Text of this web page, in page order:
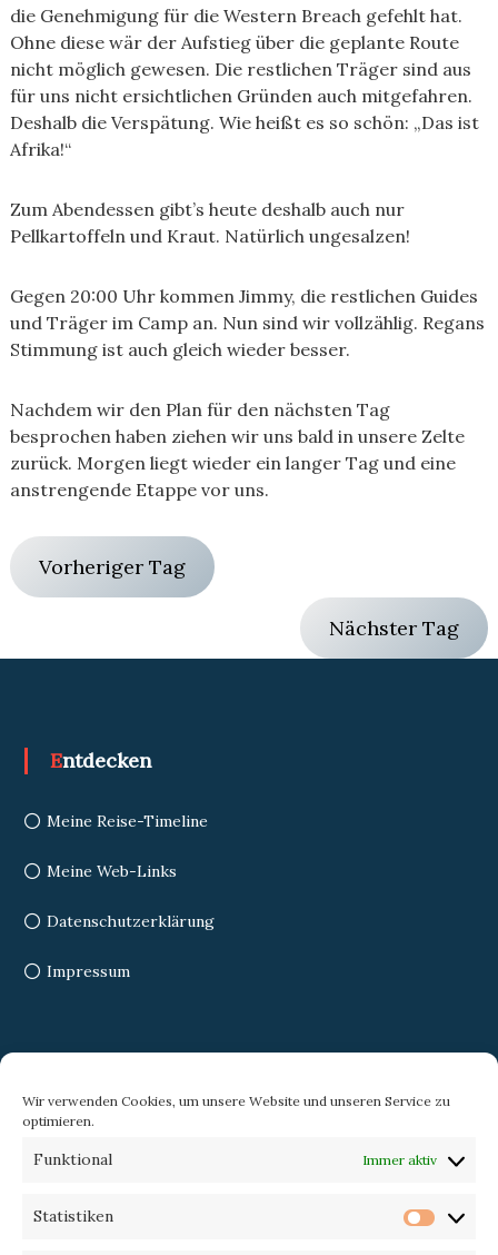
Wir verwenden Cookies, um unsere Website und unseren Service zu
optimieren.
Funktional Immer aktiv
Statistiken
die Genehmigung für die Western Breach gefehlt hat.
Ohne diese wär der Aufstieg über die geplante Route
nicht möglich gewesen. Die restlichen Träger sind aus
für uns nicht ersichtlichen Gründen auch mitgefahren.
Deshalb die Verspätung. Wie heißt es so schön: „Das ist
Afrika!“
Zum Abendessen gibt’s heute deshalb auch nur
Pellkartoffeln und Kraut. Natürlich ungesalzen!
Gegen 20:00 Uhr kommen Jimmy, die restlichen Guides
und Träger im Camp an. Nun sind wir vollzählig. Regans
Stimmung ist auch gleich wieder besser.
Nachdem wir den Plan für den nächsten Tag
besprochen haben ziehen wir uns bald in unsere Zelte
zurück. Morgen liegt wieder ein langer Tag und eine
anstrengende Etappe vor uns.
Vorheriger Tag
Nächster Tag
Entdecken
Meine Reise-Timeline
Meine Web-Links
Datenschutzerklärung
Impressum
Search
for: